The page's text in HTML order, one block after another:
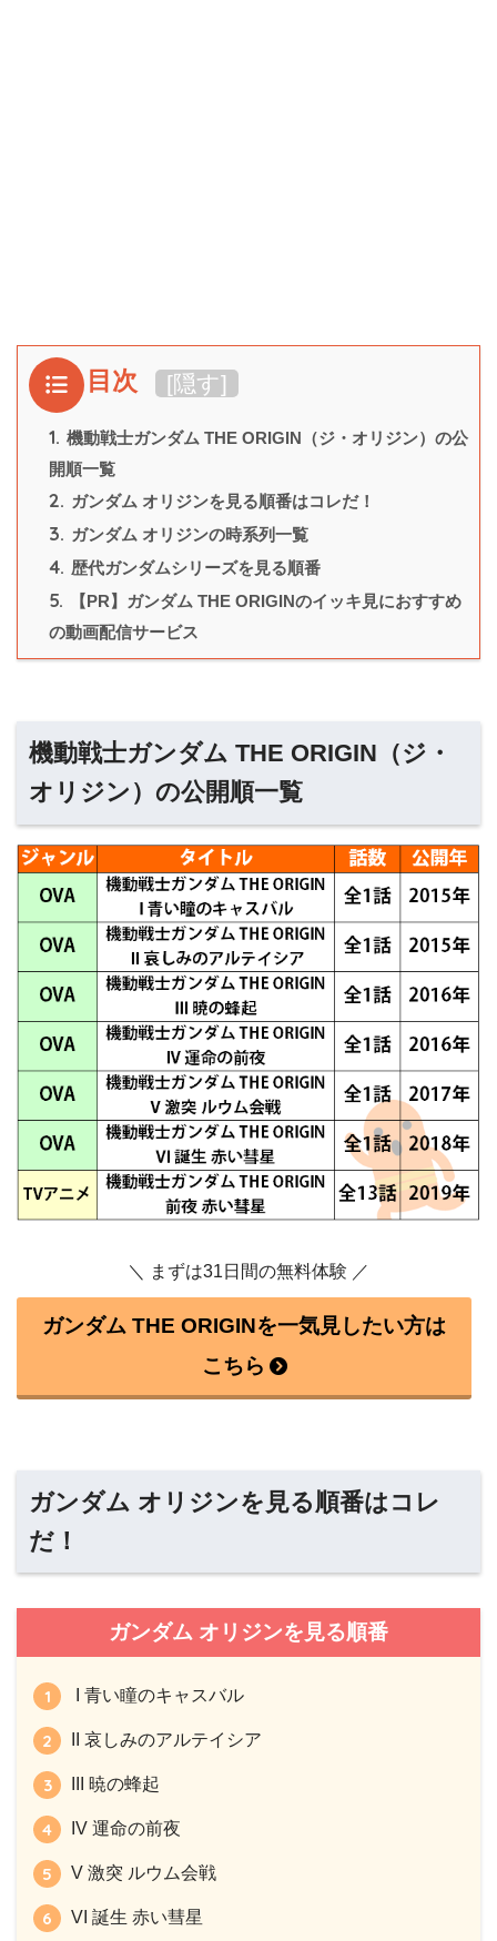
目次 [隠す]
1. 機動戦士ガンダム THE ORIGIN（ジ・オリジン）の公
開順一覧
2. ガンダム オリジンを見る順番はコレだ！
3. ガンダム オリジンの時系列一覧
4. 歴代ガンダムシリーズを見る順番
5.
【PR】ガンダム THE ORIGINのイッキ見におすすめ
の動画配信サービス
機動戦士ガンダム THE ORIGIN（ジ・
オリジン）の公開順一覧
＼ まずは31日間の無料体験 ／
ガンダム THE ORIGINを一気見したい方は
こちら
ガンダム オリジンを見る順番はコレ
だ！
ガンダム オリジンを見る順番
I 青い瞳のキャスバル
II 哀しみのアルテイシア
III 暁の蜂起
IV 運命の前夜
V 激突 ルウム会戦
VI 誕生 赤い彗星